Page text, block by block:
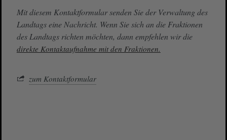
Mit diesem Kontaktformular senden Sie der Verwaltung des
Landtags eine Nachricht. Wenn Sie sich an die Fraktionen
des Landtags richten möchten, dann empfehlen wir die
direkte Kontaktaufnahme mit den Fraktionen.
zum Kontaktformular